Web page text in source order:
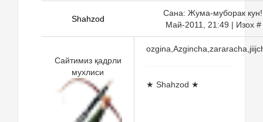
Shahzod
Сана: Жума-муборак
Май-2011, 21:49 | Изох #
Сайтимиз қадрли
мухлиси
★ Shahzod ★